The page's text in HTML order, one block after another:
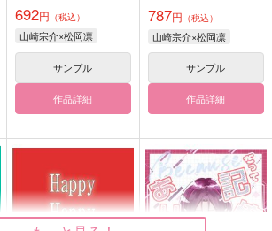
692円 （税込）
山崎宗介×松岡凛
サンプル
作品詳細
787円 （税込）
山崎宗介×松岡凛
サンプル
作品詳細